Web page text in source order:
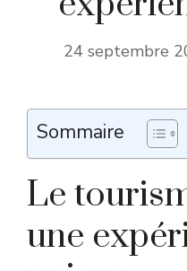
24 septembre
Sommaire
Le
une